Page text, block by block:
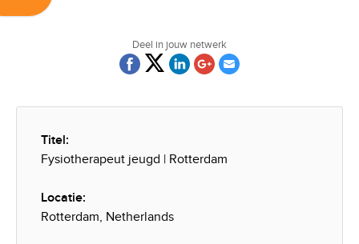
Deel in jouw netwerk
Titel:
Fysiotherapeut jeugd | Rotterdam
Locatie:
Rotterdam, Netherlands